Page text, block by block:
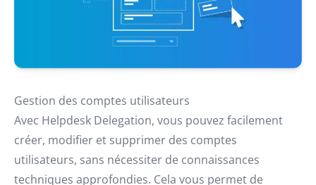
Gestion des comptes utilisateurs
Avec Helpdesk Delegation, vous pouvez facilement
créer, modifier et supprimer des comptes
utilisateurs, sans nécessiter de connaissances
techniques approfondies. Cela vous permet de